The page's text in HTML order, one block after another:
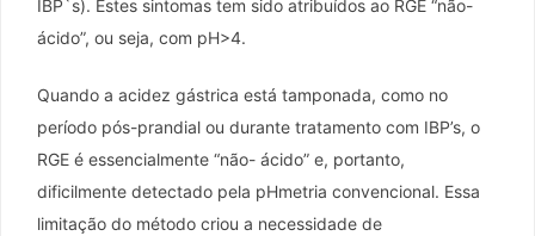
IBP`s). Estes sintomas tem sido atribuídos ao RGE “não-
ácido”, ou seja, com pH>4.
Quando a acidez gástrica está tamponada, como no
período pós-prandial ou durante tratamento com IBP’s, o
RGE é essencialmente “não- ácido” e, portanto,
dificilmente detectado pela pHmetria convencional. Essa
limitação do método criou a necessidade de